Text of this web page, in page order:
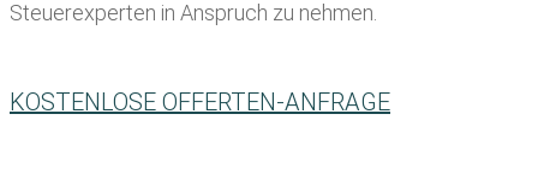
Steuerexperten in Anspruch zu nehmen.
KOSTENLOSE OFFERTEN-ANFRAGE